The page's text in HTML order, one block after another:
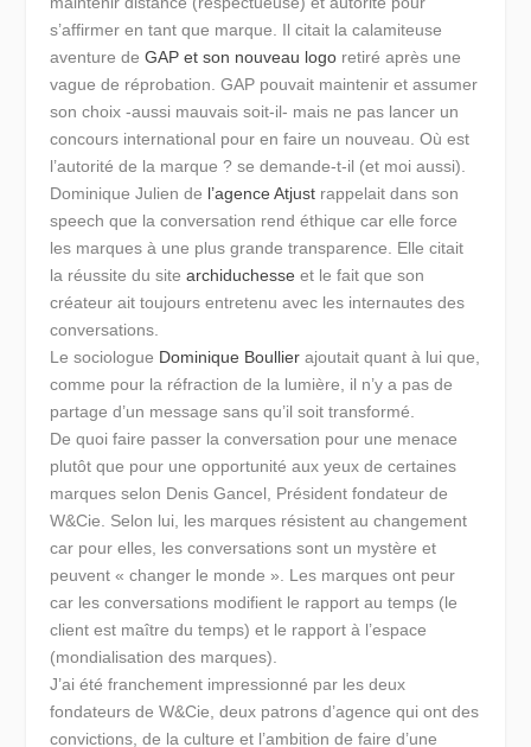
s’affirmer en tant que marque. Il citait la calamiteuse
aventure deGAP et son nouveau logo retiré après une
vague de réprobation. GAP pouvait maintenir et assumer
son choix -aussi mauvais soit-il- mais ne pas lancer un
concours international pour en faire un nouveau. Où est
l’autorité de la marque ? se demande-t-il (et moi aussi).
Dominique Julien de l’agence Atjust rappelait dans son
speech que la conversation rend éthique car elle force
les marques à une plus grande transparence. Elle citait
la réussite du sitearchiduchesse et le fait que son
créateur ait toujours entretenu avec les internautes des
conversations.
Le sociologue Dominique Boullier ajoutait quant à lui que,
comme pour la réfraction de la lumière, il n’y a pas de
partage d’un message sans qu’il soit transformé.
De quoi faire passer la conversation pour une menace
plutôt que pour une opportunité aux yeux de certaines
marques selon Denis Gancel, Président fondateur de
W&Cie. Selon lui, les marques résistent au changement
car pour elles, les conversations sont un mystère et
peuvent « changer le monde ». Les marques ont peur
car les conversations modifient le rapport au temps (le
client est maître du temps) et le rapport à l’espace
(mondialisation des marques).
J’ai été franchement impressionné par les deux
fondateurs de W&Cie, deux patrons d’agence qui ont des
convictions, de la culture et l’ambition de faire d’une